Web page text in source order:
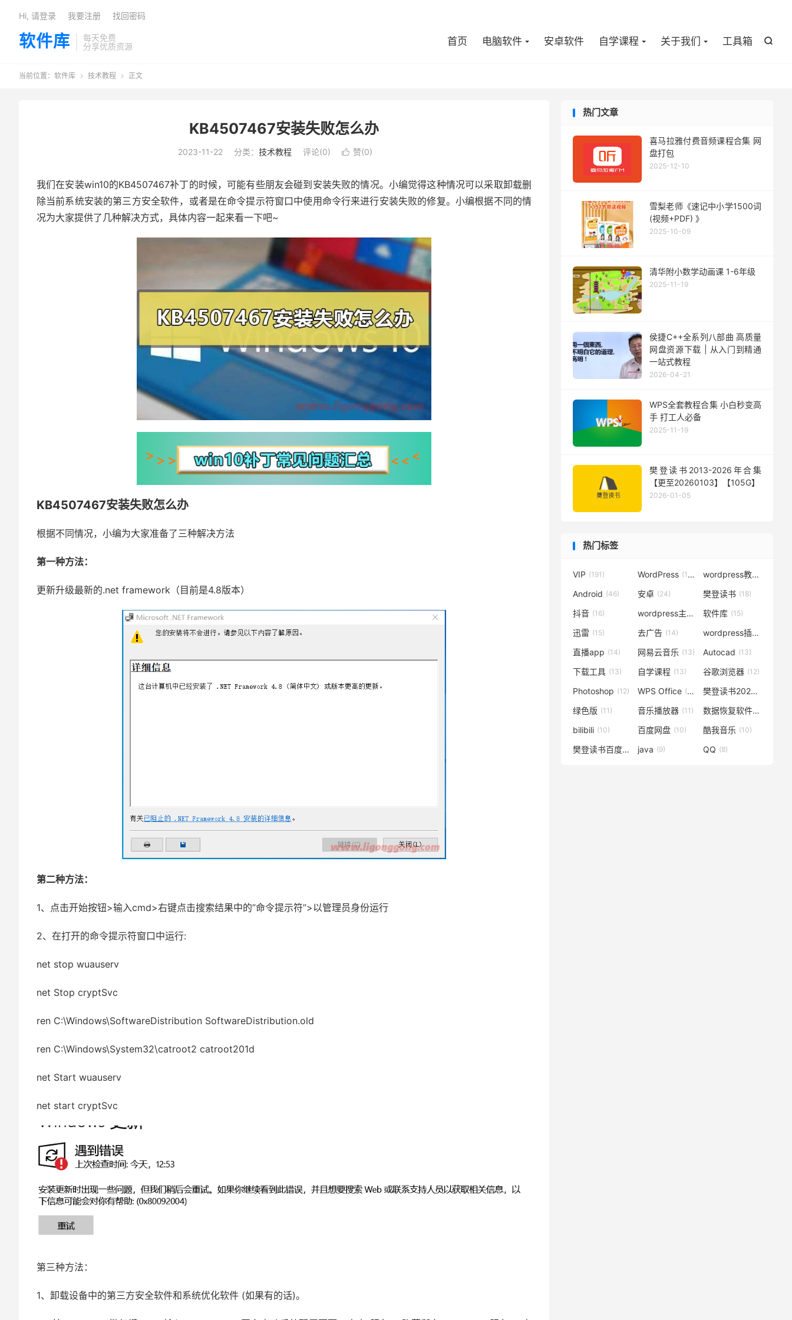
软件库
每天免费
分享优质资源

首页 电脑软件 安卓软件 自学课程 关于我们 工具箱
Hi, 请登录 我要注册 找回密码
当前位置： 软件库  技术教程  正文
KB4507467安装失败怎么办
2023-11-22 分类： 技术教程 评论(0)  赞(0)
我们在安装win10的KB4507467补丁的时候，可能有些朋友会碰到安装失败的情况。小编觉得这种情况可以采取卸载删
除当前系统安装的第三方安全软件，或者是在命令提示符窗口中使用命令行来进行安装失败的修复。小编根据不同的情
况为大家提供了几种解决方式，具体内容一起来看一下吧~
KB4507467安装失败怎么办
根据不同情况，小编为大家准备了三种解决方法
第一种方法：
更新升级最新的.net framework（目前是4.8版本）
第二种方法：
1、点击开始按钮>输入cmd>右键点击搜索结果中的”命令提示符”>以管理员身份运行
2、在打开的命令提示符窗口中运行:
net stop wuauserv
net Stop cryptSvc
ren C:\Windows\SoftwareDistribution SoftwareDistribution.old
ren C:\Windows\System32\catroot2 catroot201d
net Start wuauserv
net start cryptSvc
第三种方法：
1、卸载设备中的第三方安全软件和系统优化软件 (如果有的话)。
热门文章
喜马拉雅付费音频课程合集 网
盘打包
2025-12-10
雪梨老师《速记中小学1500词
(视频+PDF) 》
2025-10-09
清华附小数学动画课 1-6年级
2025-11-19
侯捷C++全系列八部曲 高质量
网盘资源下载 | 从入门到精通
一站式教程
2026-04-21
WPS全套教程合集 小白秒变高
手 打工人必备
2025-11-19
樊登读书2013-2026年合集
【更至20260103】【105G】
2026-01-05
热门标签
VIP (191) WordPress (119) wordpress教程
Android (46) 安卓 (24) 樊登读书 (18)
抖音 (16) wordpress主题 (15)
软件库 (15)
迅雷 (15) 去广告 (14) wordpress插件
直播app (14) 网易云音乐 (13) Autocad (13)
下载工具 (13) 自学课程 (13) 谷歌浏览器 (12)
Photoshop (12) WPS Office (12) 樊登读书2020
绿色版 (11) 音乐播放器 (11) 数据恢复软件(11)
bilibili (10) 百度网盘 (10) 酷我音乐 (10)
樊登读书百度云 (10)
java (9) QQ (8)